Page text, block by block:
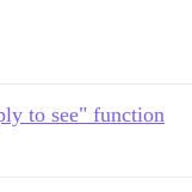
to see" function